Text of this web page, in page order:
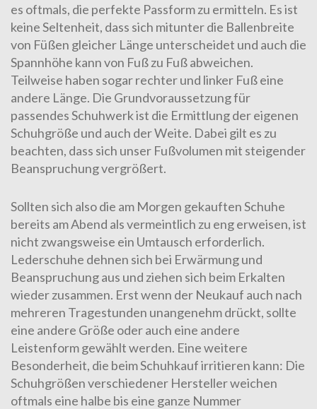
es oftmals, die perfekte Passform zu ermitteln. Es ist
keine Seltenheit, dass sich mitunter die Ballenbreite
von Füßen gleicher Länge unterscheidet und auch die
Spannhöhe kann von Fuß zu Fuß abweichen.
Teilweise haben sogar rechter und linker Fuß eine
andere Länge. Die Grundvoraussetzung für
passendes Schuhwerk ist die Ermittlung der eigenen
Schuhgröße und auch der Weite. Dabei gilt es zu
beachten, dass sich unser Fußvolumen mit steigender
Beanspruchung vergrößert.
Sollten sich also die am Morgen gekauften Schuhe
bereits am Abend als vermeintlich zu eng erweisen, ist
nicht zwangsweise ein Umtausch erforderlich.
Lederschuhe dehnen sich bei Erwärmung und
Beanspruchung aus und ziehen sich beim Erkalten
wieder zusammen. Erst wenn der Neukauf auch nach
mehreren Tragestunden unangenehm drückt, sollte
eine andere Größe oder auch eine andere
Leistenform gewählt werden. Eine weitere
Besonderheit, die beim Schuhkauf irritieren kann: Die
Schuhgrößenverschiedener Hersteller weichen
oftmals eine halbe bis eine ganze Nummer